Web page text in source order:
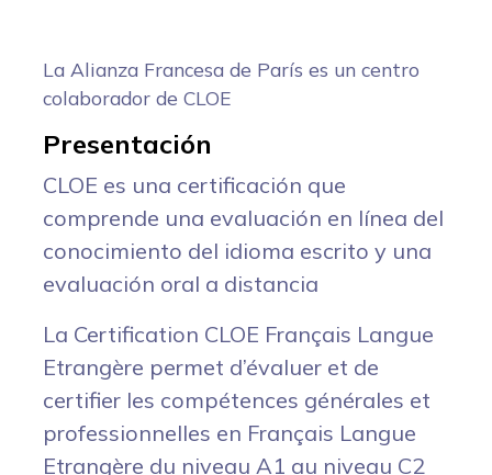
La Alianza Francesa de París es un centro
colaborador de CLOE
Presentación
CLOE es una certificación que
comprende una evaluación en línea del
conocimiento del idioma escrito y una
evaluación oral a distancia
La Certification CLOE Français Langue
Etrangère permet d’évaluer et de
certifier les compétences générales et
professionnelles en Français Langue
Etrangère du niveau A1 au niveau C2